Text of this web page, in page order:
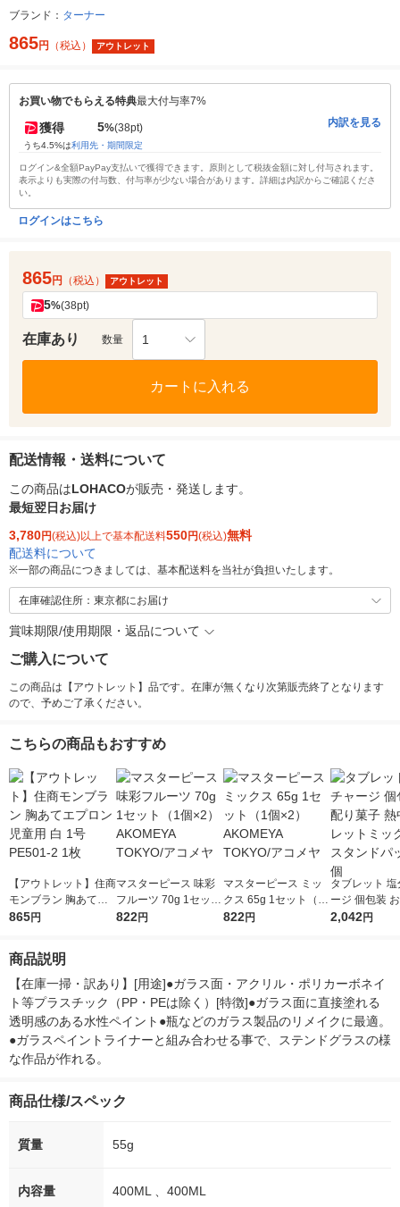
ブランド： ターナー
865円 （税込） アウトレット
お買い物でもらえる特典最大付与率7%
獲得 5%(38pt)
うち4.5%は利用先・期間限定
内訳を見る
ログイン&全額PayPay支払いで獲得できます。原則として税抜金額に対し付与されます。
表示よりも実際の付与数、付与率が少ない場合があります。詳細は内訳からご確認くださ
い。
ログインはこちら
865円 （税込） アウトレット
5%(38pt)
在庫あり 数量 1
カートに入れる
配送情報・送料について
この商品はLOHACOが販売・発送します。
最短翌日お届け
3,780円(税込)以上で基本配送料550円(税込)無料
配送料について
※一部の商品につきましては、基本配送料を当社が負担いたします。
在庫確認住所：東京都にお届け
賞味期限/使用期限・返品について
ご購入について
この商品は【アウトレット】品です。在庫が無くなり次第販売終了となります
ので、予めご了承ください。
こちらの商品もおすすめ
【アウトレット】住商
モンブラン 胸あてエ
プロン 児童用 白 1号
865円
マスターピース 味彩
フルーツ 70g 1セット
（1個×2） AKOMEYA
822円
マスターピース ミッ
クス 65g 1セット（1
個×2） AKOMEYA TO
822円
タブレット
ージ 個包装
子 熱中タブレ
2,042円
商品説明
【在庫一掃・訳あり】[用途]●ガラス面・アクリル・ポリカーボネイ
ト等プラスチック（PP・PEは除く）[特徴]●ガラス面に直接塗れる
透明感のある水性ペイント●瓶などのガラス製品のリメイクに最適。
●ガラスペイントライナーと組み合わせる事で、ステンドグラスの様
な作品が作れる。
商品仕様/スペック
質量 55g
内容量 400ML 、400ML